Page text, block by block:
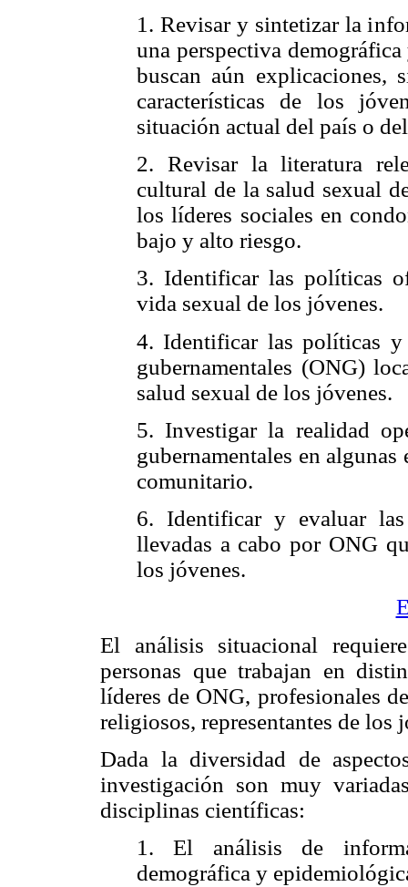
1. Revisar y sintetizar la
una perspectiva
buscan aún explicaciones,
características de los
situación actual del país o
2. Revisar la literatura
cultural de la salud sexual
los líderes sociales en
bajo y alto riesgo.
3. Identificar las políticas
vida sexual de los jóvenes.
4. Identificar las políticas y
gubernamentales (ONG)
salud sexual de los jóvenes.
5. Investigar la realidad
gubernamentales en
comunitario.
6. Identificar y evaluar las
llevadas a cabo por ONG
los jóvenes.
El análisis situacional
personas que trabajan en
líderes de ONG, profesionales
religiosos, representantes de los
Dada la diversidad de
investigación son muy
disciplinas científicas:
1. El análisis de
demográfica y